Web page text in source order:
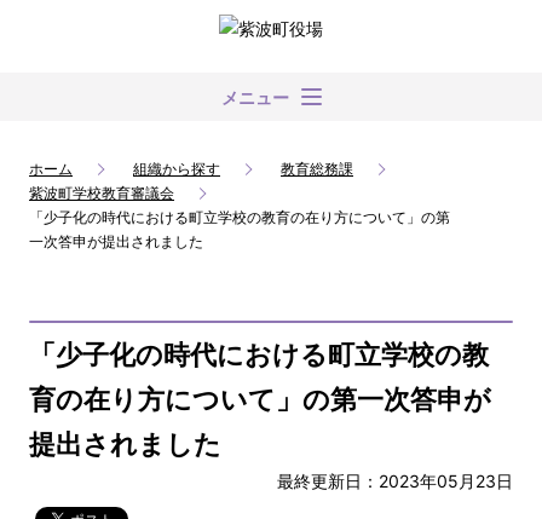
メニュー
ホーム 組織から探す
教育総務課
紫波町学校教育審議会
「少子化の時代における町立学校の教育の在り方について」の第
一次答申が提出されました
「少子化の時代における町立学校の教
育の在り方について」の第一次答申が
提出されました
最終更新日：2023年05月23日